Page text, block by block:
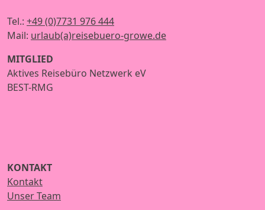
Tel.: +49 (0)7731 976 444
Mail: urlaub(a)reisebuero-growe.de
MITGLIED
Aktives Reisebüro Netzwerk eV
BEST-RMG
KONTAKT
Kontakt
Unser Team